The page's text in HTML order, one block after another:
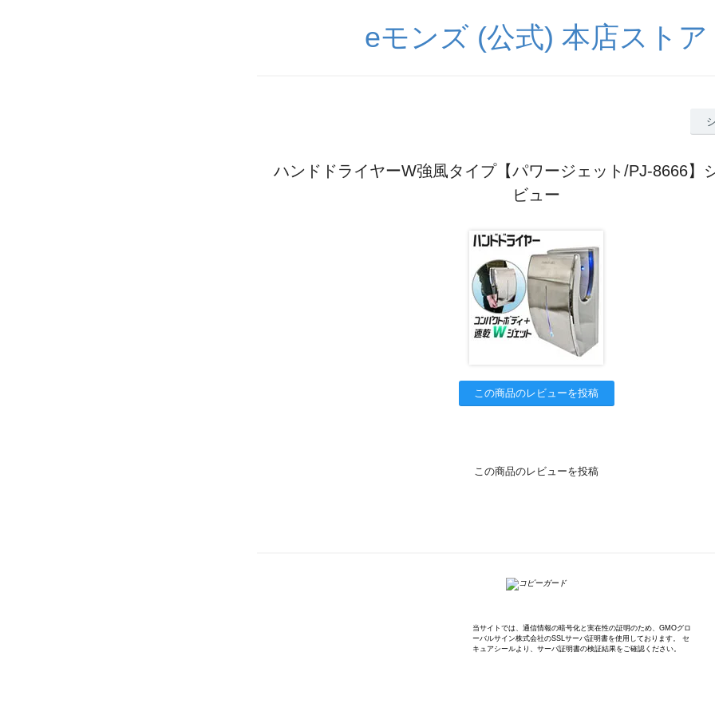
eモンズ (公式) 本店ストア
ハンドドライヤーW強風タイプ【パワージェット/PJ-8666】
ビュー
この商品のレビューを投稿
この商品のレビューを投稿
当サイトでは、通信情報の暗号化と実在性の証明のため、GMOグロ
ーバルサイン株式会社のSSLサーバ証明書を使用しております。 セ
キュアシールより、サーバ証明書の検証結果をご確認ください。